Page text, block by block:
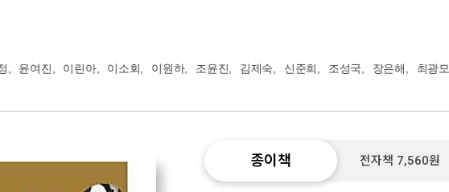
윤여진 이린아, 이소회 이원하, 조윤진 김제숙 신준희 조성국 장은해 최광모
종이책 전자책 7,560원